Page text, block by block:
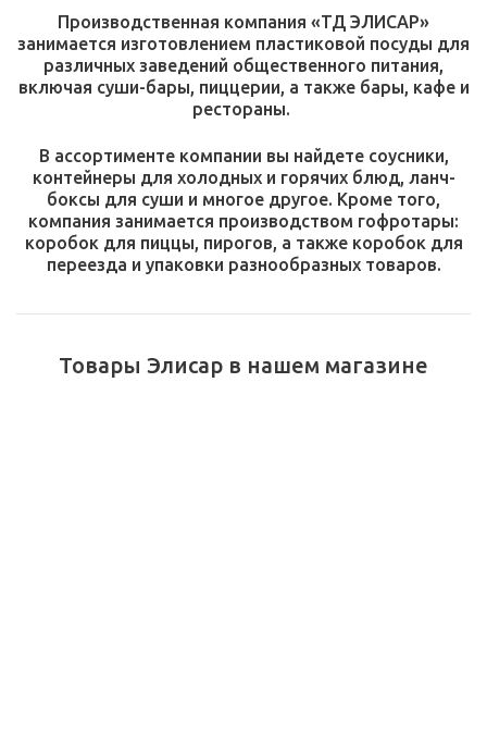
Производственная компания «ТД ЭЛИСАР»
занимается изготовлением пластиковой посуды для
различных заведений общественного питания,
включая суши-бары, пиццерии, а также бары, кафе и
рестораны.
В ассортименте компании вы найдете соусники,
контейнеры для холодных и горячих блюд, ланч-
боксы для суши и многое другое. Кроме того,
компания занимается производством гофротары:
коробок для пиццы, пирогов, а также коробок для
переезда и упаковки разнообразных товаров.
Товары Элисар в нашем магазине